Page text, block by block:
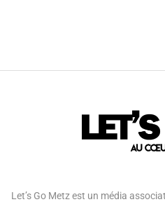
Let’s Go Metz est un média